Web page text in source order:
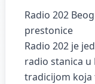
Radio 202
prestonice
Radio 202 je
radio stanica
tradicijom koja